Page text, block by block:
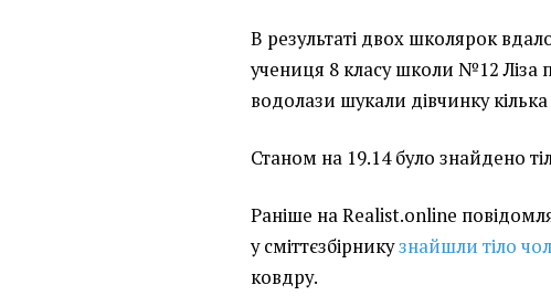
В результаті двох школярок
учениця 8 класу школи №12 Ліза
водолази шукали дівчинку
Станом на 19.14 було знайдено
Раніше на Realist.online
у сміттєзбірникузнайшли тіло
ковдру.